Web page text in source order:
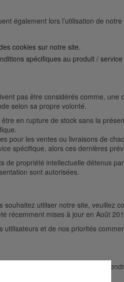
également lors l’utilisation de notre
cookies sur notre site.
spécifiques au produit /
pas être considérés comme, une
selon sa propre volonté.
en rupture de stock sans la
pour les ventes ou livraisons de
spécifique, alors ces dernières
propriété intellectuelle détenus
sont autorisées.
utiliser notre site, veuillez
récemment mises à jour en Août
utilisateurs et de nos priorités
Nous pouvons